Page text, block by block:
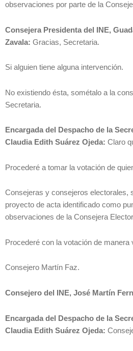
observaciones por parte de la
Consejera Presidenta del INE,
Zavala: Gracias, Secretaria.
Si alguien tiene alguna intervención.
No existiendo ésta, sométalo a la
Secretaria.
Encargada del Despacho de la
Claudia Edith Suárez Ojeda: Claro
Procederé a tomar la votación de
Consejeras y consejeros electorales,
proyecto de acta identificado como
observaciones de la Consejera
Procederé con la votación de manera
Consejero Martín Faz.
Consejero del INE, José Martín
Encargada del Despacho de la
Claudia Edith Suárez Ojeda: